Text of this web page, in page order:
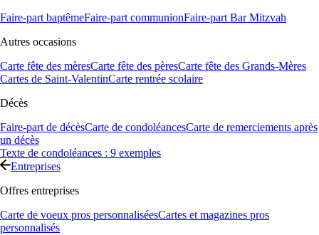
Faire-part baptêmeFaire-part communionFaire-part Bar Mitzvah
Autres occasions
Carte fête des mèresCarte fête des pèresCarte fête des Grands-Mères
Cartes de Saint-ValentinCarte rentrée scolaire
Décès
Faire-part de décèsCarte de condoléancesCarte de remerciements après
un décès
Texte de condoléances : 9 exemples
Entreprises
Offres entreprises
Carte de voeux pros personnaliséesCartes et magazines pros
personnalisés